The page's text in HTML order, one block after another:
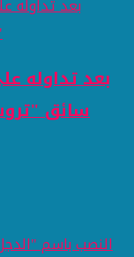
بعد تداوله
سائق